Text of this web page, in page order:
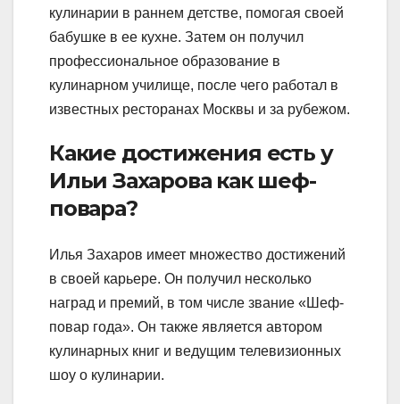
кулинарии в раннем детстве, помогая своей
бабушке в ее кухне. Затем он получил
профессиональное образование в
кулинарном училище, после чего работал в
известных ресторанах Москвы и за рубежом.
Какие достижения есть у
Ильи Захарова как шеф-
повара?
Илья Захаров имеет множество достижений
в своей карьере. Он получил несколько
наград и премий, в том числе звание «Шеф-
повар года». Он также является автором
кулинарных книг и ведущим телевизионных
шоу о кулинарии.